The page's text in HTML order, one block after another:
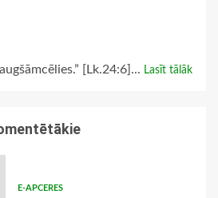
[Lk.24:6]... Lasīt tālāk
E-APCERES